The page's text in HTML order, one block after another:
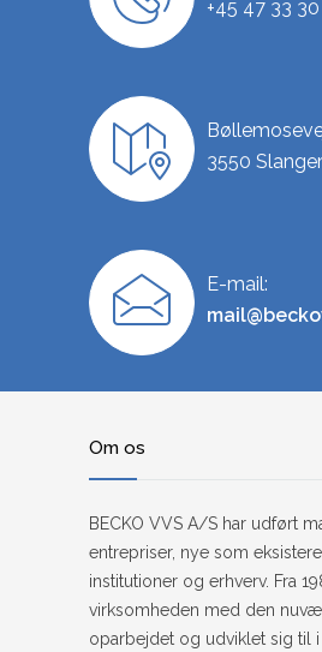
+45 47 33
3550
E-mail:
Om os
BECKO VVS A/S har udført
entrepriser, nye som
institutioner og erhverv. Fra
virksomheden med den
oparbejdet og udviklet sig til